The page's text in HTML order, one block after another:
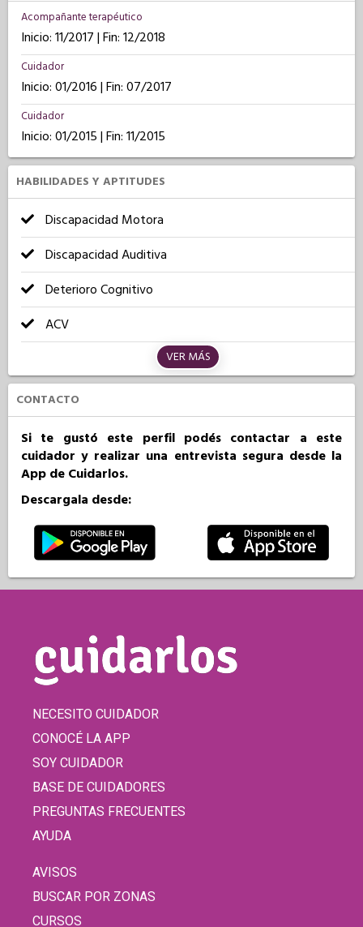
Acompañante terapéutico
Inicio: 11/2017 | Fin: 12/2018
Cuidador
Inicio: 01/2016 | Fin: 07/2017
Cuidador
Inicio: 01/2015 | Fin: 11/2015
HABILIDADES Y APTITUDES
Discapacidad Motora
Discapacidad Auditiva
Deterioro Cognitivo
ACV
VER MÁS
CONTACTO
Si te gustó este perfil podés contactar a este
cuidador y realizar una entrevista segura desde la
App de Cuidarlos.
Descargala desde:
NECESITO CUIDADOR
CONOCÉ LA APP
SOY CUIDADOR
BASE DE CUIDADORES
PREGUNTAS FRECUENTES
AYUDA
AVISOS
BUSCAR POR ZONAS
CURSOS